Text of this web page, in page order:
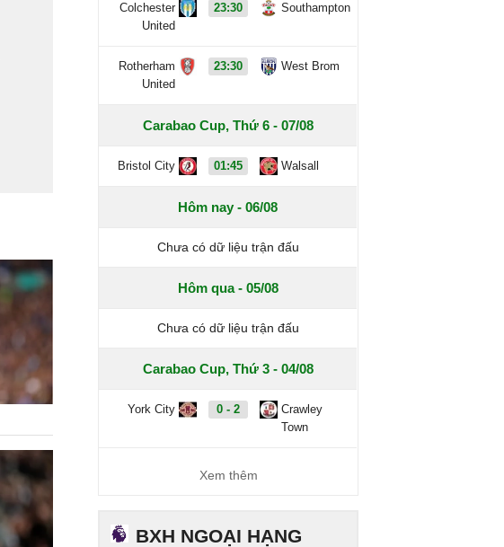
Colchester
United
23:30 Southampton
Rotherham
United
23:30 West Brom
Carabao Cup, Thứ 6 - 07/08
Bristol City 01:45 Walsall
Hôm nay - 06/08
Chưa có dữ liệu trận đấu
Hôm qua - 05/08
Chưa có dữ liệu trận đấu
Carabao Cup, Thứ 3 - 04/08
York City 0 - 2
Crawley
Town
Xem thêm
BXH NGOẠI HẠNG